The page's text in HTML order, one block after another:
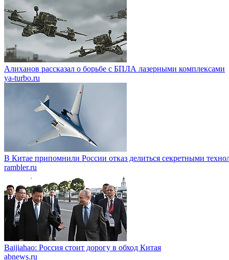
Алиханов рассказал о борьбе с БПЛА лазерными комплексами
ya-turbo.ru
В Китае припомнили России отказ делиться секретными
rambler.ru
Baijiahao: Россия стоит дорогу в обход Китая
abnews.ru